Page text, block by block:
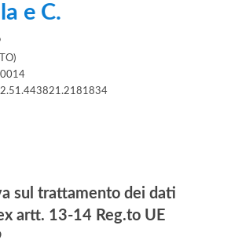
e C.
sul trattamento dei dati
artt. 13-14 Reg.to UE